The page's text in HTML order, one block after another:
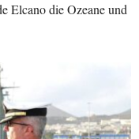
Elcano die Ozeane und